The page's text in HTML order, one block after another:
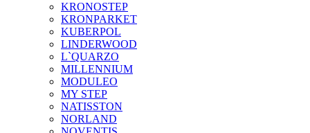
KRONOSTEP
KRONPARKET
KUBERPOL
LINDERWOOD
L`QUARZO
MILLENNIUM
MODULEO
MY STEP
NATISSTON
NORLAND